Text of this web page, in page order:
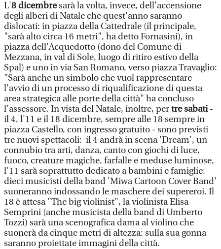
L'8 dicembresarà la volta, invece, dell'accensione
degli alberi di Natale che quest'anno saranno
dislocati: in piazza della Cattedrale (il principale,
"sarà alto circa 16 metri", ha detto Fornasini), in
piazza dell'Acquedotto (dono del Comune di
Mezzana, in val di Sole, luogo di ritiro estivo della
Spal) e uno in via San Romano, verso piazza Travaglio:
"Sarà anche un simbolo che vuol rappresentare
l'avvio di un processo di riqualificazione di questa
area strategica alle porte della città" ha concluso
l'assessore. In vista del Natale, inoltre, pertre sabati-
il 4, l'11 e il 18 dicembre, sempre alle 18 sempre in
piazza Castello, con ingresso gratuito - sono previsti
tre nuovi spettacoli: il 4 andrà in scena 'Dream', un
connubio tra arti, danza, canto con giochi di luce,
fuoco, creature magiche, farfalle e meduse luminose,
l'11 sarà soprattutto dedicato a bambini e famiglie:
dieci musicisti della band 'Miwa Cartoon Cover Band'
suoneranno indossando le maschere dei supereroi. Il
18 è attesa "The big violinist", la violinista Elisa
Semprini (anche musicista della band di Umberto
Tozzi) sarà una scenografica dama al violino che
suonerà da cinque metri di altezza: sulla sua gonna
saranno proiettate immagini della città.